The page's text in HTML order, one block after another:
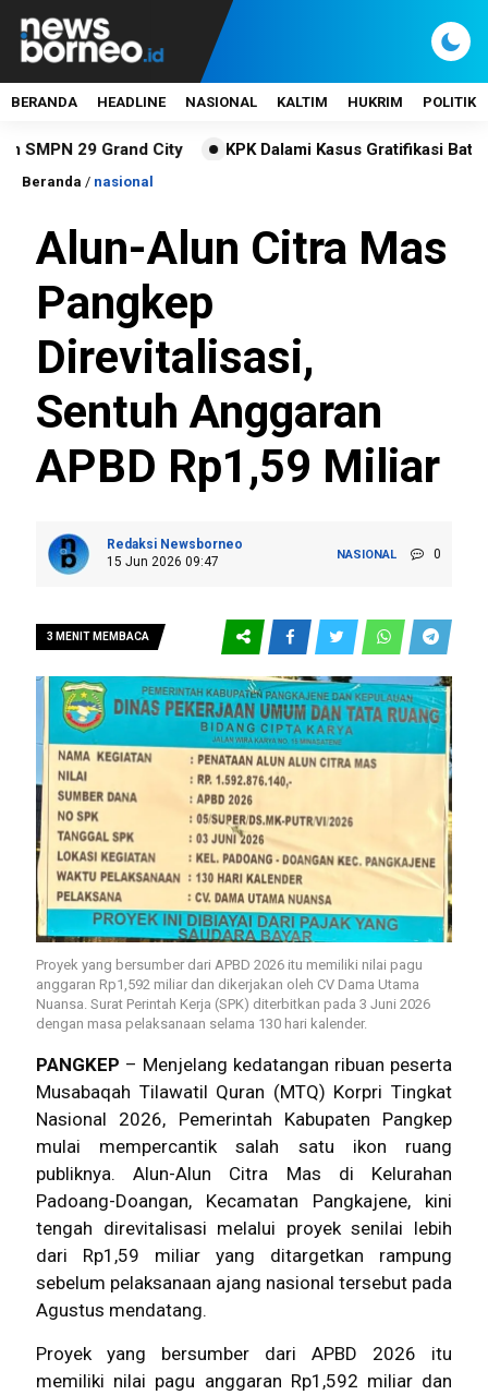
BERANDA HEADLINE NASIONAL KALTIM HUKRIM POLITIK
29 Grand City KPK Dalami Kasus Gratifikasi Batu Bara,
Beranda / nasional
Alun-Alun Citra Mas
Pangkep
Direvitalisasi,
Sentuh Anggaran
APBD Rp1,59 Miliar
Redaksi Newsborneo
15 Jun 2026 09:47
NASIONAL 0
3 MENIT MEMBACA
Proyek yang bersumber dari APBD 2026 itu memiliki nilai pagu
anggaran Rp1,592 miliar dan dikerjakan oleh CV Dama Utama
Nuansa. Surat Perintah Kerja (SPK) diterbitkan pada 3 Juni 2026
dengan masa pelaksanaan selama 130 hari kalender.
PANGKEP – Menjelang kedatangan ribuan peserta
Musabaqah Tilawatil Quran (MTQ) Korpri Tingkat
Nasional 2026, Pemerintah Kabupaten Pangkep
mulai mempercantik salah satu ikon ruang
publiknya. Alun-Alun Citra Mas di Kelurahan
Padoang-Doangan, Kecamatan Pangkajene, kini
tengah direvitalisasi melalui proyek senilai lebih
dari Rp1,59 miliar yang ditargetkan rampung
sebelum pelaksanaan ajang nasional tersebut pada
Agustus mendatang.
Proyek yang bersumber dari APBD 2026 itu
memiliki nilai pagu anggaran Rp1,592 miliar dan